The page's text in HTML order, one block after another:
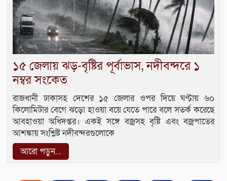
১৫ জেলায় ঝড়-বৃষ্টির পূর্বাভাস, নদীবন্দরে ১
নম্বর সংকেত
রাজধানী ঢাকাসহ দেশের ১৫ জেলার ওপর দিয়ে ঘণ্টায় ৬০
কিলোমিটার বেগে ঝড়ো হাওয়া বয়ে যেতে পারে বলে সতর্ক করেছে
আবহাওয়া অধিদপ্তর। একই সঙ্গে বজ্রসহ বৃষ্টি এবং বজ্রপাতের
আশঙ্কায় সংশ্লিষ্ট নদীবন্দরগুলোকে
আরো পড়ুন...